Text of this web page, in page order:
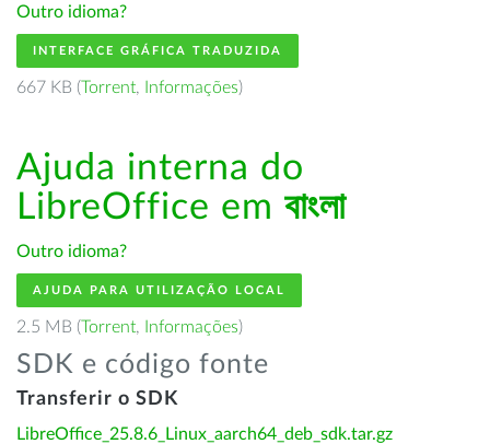
Outro idioma?
INTERFACE GRÁFICA TRADUZIDA
667 KB (Torrent, Informações)
Ajuda interna do
LibreOffice em বাংলা
Outro idioma?
AJUDA PARA UTILIZAÇÃO LOCAL
2.5 MB (Torrent, Informações)
SDK e código fonte
Transferir o SDK
LibreOffice_25.8.6_Linux_aarch64_deb_sdk.tar.gz